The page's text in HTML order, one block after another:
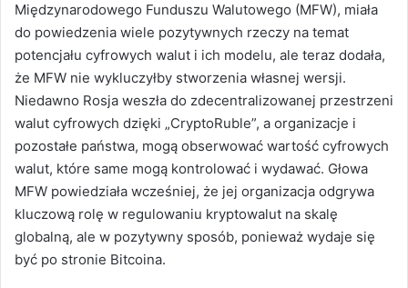
Międzynarodowego Funduszu Walutowego (MFW), miała
do powiedzenia wiele pozytywnych rzeczy na temat
potencjału cyfrowych walut i ich modelu, ale teraz dodała,
że ​​MFW nie wykluczyłby stworzenia własnej wersji.
Niedawno Rosja weszła do zdecentralizowanej przestrzeni
walut cyfrowych dzięki „CryptoRuble”, a organizacje i
pozostałe państwa, mogą obserwować wartość cyfrowych
walut, które same mogą kontrolować i wydawać. Głowa
MFW powiedziała wcześniej, że jej organizacja odgrywa
kluczową rolę w regulowaniu kryptowalut na skalę
globalną, ale w pozytywny sposób, ponieważ wydaje się
być po stronie Bitcoina.